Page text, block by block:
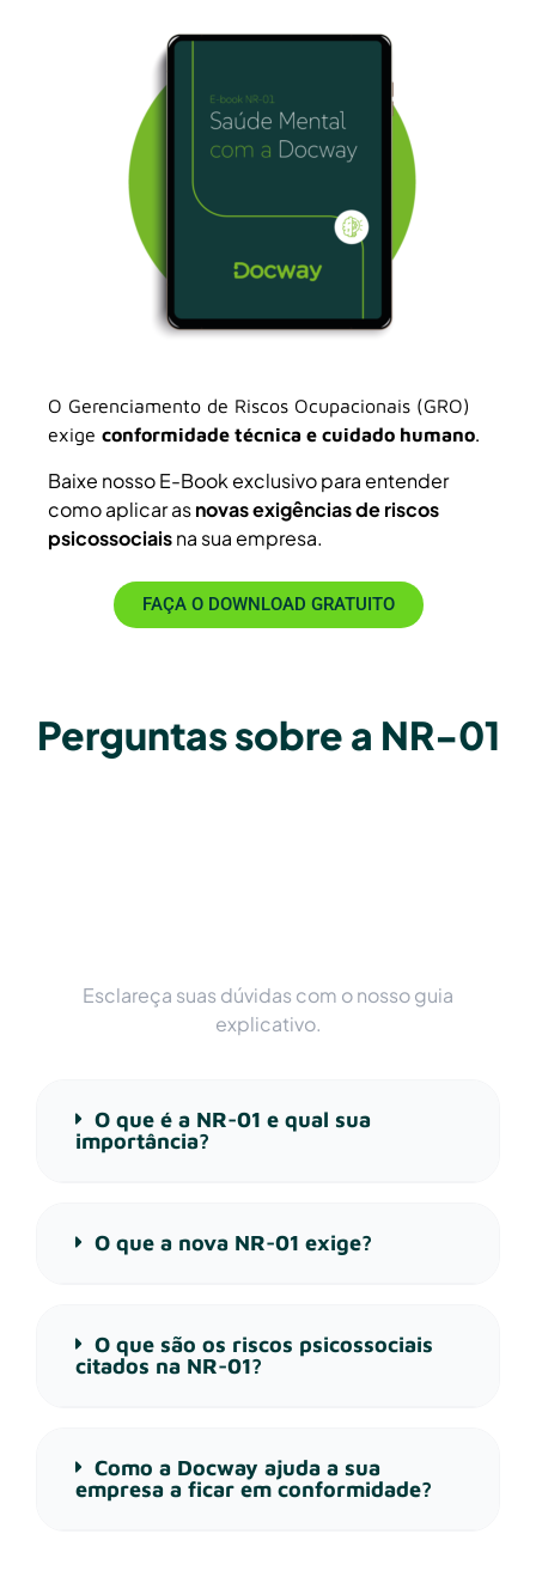
O Gerenciamento de Riscos Ocupacionais (GRO)
exige conformidade técnica e cuidado humano.
Baixe nosso E-Book exclusivo para entender
como aplicar asnovas exigências de riscos
psicossociaisna sua empresa.
FAÇA O DOWNLOAD GRATUITO
Perguntas sobre a NR-01
Esclareça suas dúvidas com o nosso guia
explicativo.
O que é a NR-01 e qual sua
importância?
O que a nova NR-01 exige?
O que são os riscos psicossociais
citados na NR-01?
Como a Docway ajuda a sua
empresa a ficar em conformidade?